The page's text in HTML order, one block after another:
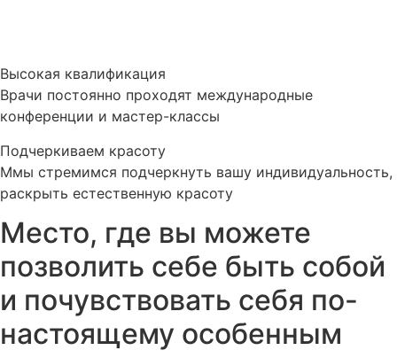
Высокая квалификация
Врачи постоянно проходят международные
конференции и мастер-классы
Подчеркиваем красоту
Ммы стремимся подчеркнуть вашу индивидуальность,
раскрыть естественную красоту
Место, где вы можете
позволить себе быть собой
и почувствовать себя по-
настоящему особенным